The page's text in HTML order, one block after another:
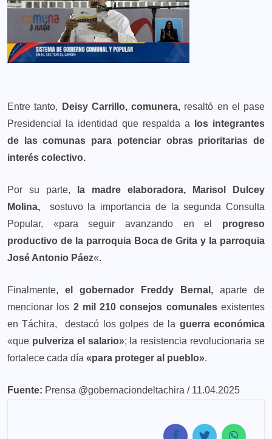
Entre tanto, Deisy Carrillo, comunera, resaltó en el pase
Presidencial la identidad que respalda a
los integrantes
de las comunas para potenciar obras prioritarias de
interés colectivo.
Por su parte,
la madre elaboradora, Marisol Dulcey
Molina, sostuvo la importancia de la segunda Consulta
Popular, «para seguir avanzando en el progreso
productivo de la parroquia Boca de Grita y la parroquia
José Antonio Páez«.
Finalmente, el gobernador Freddy Bernal, aparte de
mencionar los 2 mil 210 consejos comunalesexistentes
en Táchira, destacó los golpes de la guerra económica
«que pulveriza el salario»; la resistencia revolucionaria se
fortalece cada día «para proteger al pueblo».
Fuente: Prensa @gobernaciondeltachira / 11.04.2025